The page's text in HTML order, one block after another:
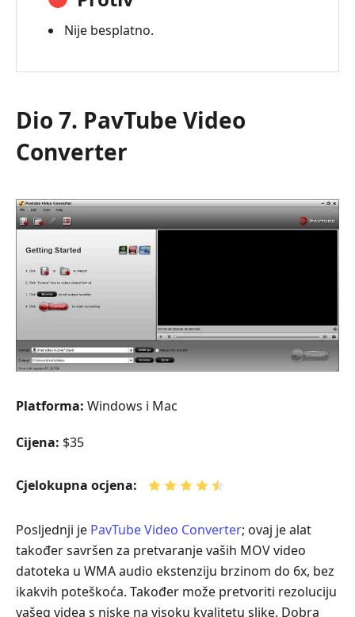
Nije besplatno.
Dio 7. PavTube Video
Converter
Platforma: Windows i Mac
Cijena: $35
Cjelokupna ocjena:
Posljednji je PavTube Video Converter; ovaj je alat
također savršen za pretvaranje vaših MOV video
datoteka u WMA audio ekstenziju brzinom do 6x, bez
ikakvih poteškoća. Također može pretvoriti rezoluciju
vašeg videa s niske na visoku kvalitetu slike. Dobra